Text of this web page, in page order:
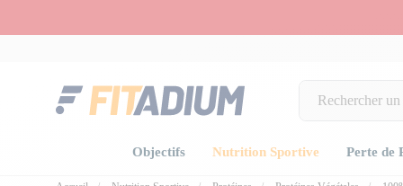
Objectifs Nutrition Sportive Perte de